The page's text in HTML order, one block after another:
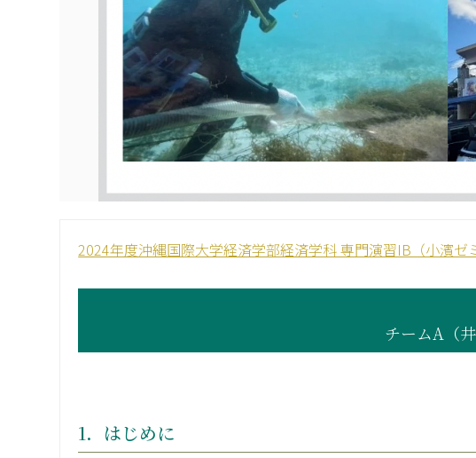
2024年度沖縄国際大学経済学部経済学科 専門演習IB（小濱
チームA（
1．はじめに